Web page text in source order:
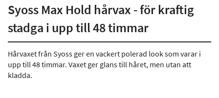
Syoss Max Hold hårvax - för kraftig
stadga i upp till 48 timmar
Hårvaxet från Syoss ger en vackert polerad look som varar i
upp till 48 timmar. Vaxet ger glans till håret, men utan att
kladda.